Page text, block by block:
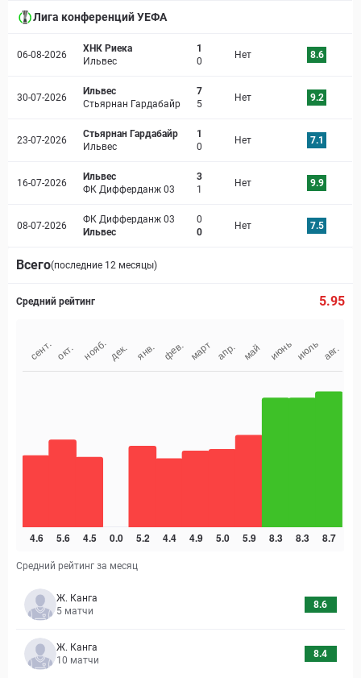
Лига конференций УЕФА
06-08-2026
ХНК Риека
Ильвес
1
0
Нет 8.6
30-07-2026
Ильвес
Стьярнан Гардабайр
7
5
Нет 9.2
23-07-2026
Стьярнан Гардабайр
Ильвес
1
0
Нет 7.1
16-07-2026
Ильвес
ФК Дифферданж 03
3
1
Нет 9.9
08-07-2026
ФК Дифферданж 03
Ильвес
0
0
Нет 7.5
Всего(последние 12 месяцы)
Средний рейтинг 5.95
Средний рейтинг за месяц
Ж. Канга
5 матчи
8.6
Ж. Канга
10 матчи
8.4